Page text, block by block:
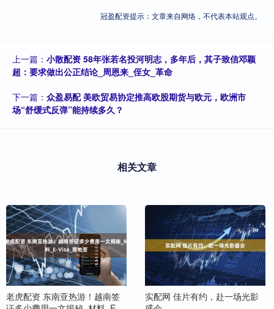
冠盈配资提示：文章来自网络，不代表本站观点。
上一篇： 小散配资 58年张若名投河明志，多年后，其子致信邓颖
超：要求做出公正结论_周恩来_侄女_革命
下一篇： 众盈易配 美欧贸易协定推高欧股期货与欧元，欧洲市
场“舒缓式反弹”能持续多久？
相关文章
老虎配资 东南亚热游！越南签
实配网 佳片有约，赴一场光影